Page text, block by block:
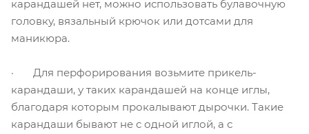
карандашей нет, можно использовать булавочную
головку, вязальный крючок или дотсами для
маникюра.
· Для перфорирования возьмите прикель-
карандаши, у таких карандашей на конце иглы,
благодаря которым прокалывают дырочки. Такие
карандаши бывают не с одной иглой, а с